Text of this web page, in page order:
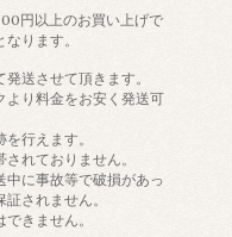
円以上のお買い上げで
ります。
発送させて頂きます。
より料金をお安く発送可
行えます。
れておりません。
中に事故等で破損があっ
証されません。
きません。